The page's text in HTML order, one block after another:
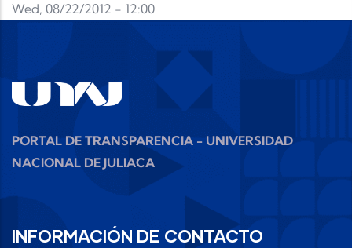
Wed, 08/22/2012 - 12:00
PORTAL DE TRANSPARENCIA - UNIVERSIDAD
NACIONAL DE JULIACA
INFORMACIÓN DE CONTACTO